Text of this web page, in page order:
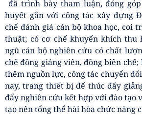
đã trình bày tham luận, đóng
huyết gắn với công tác xây dựng
chế đánh giá cán bộ khoa học, coi
thuật; có cơ chế khuyến khích
ngũ cán bộ nghiên cứu có chất
chế đồng giảng viên, đồng biên
thêm nguồn lực, công tác chuyển
nay, trang thiết bị để thúc đẩy
đẩy nghiên cứu kết hợp với đào tạo
tạo nên tổng thể hài hòa chức năng